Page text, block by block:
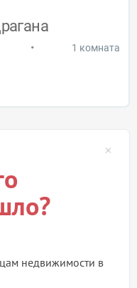
• 1 комната
недвижимости в